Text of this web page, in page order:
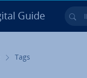
Guide
Tags